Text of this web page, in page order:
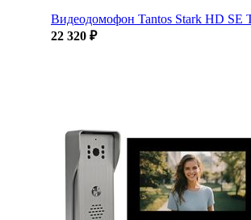
Видеодомофон Tantos Stark HD SE
22 320 ₽